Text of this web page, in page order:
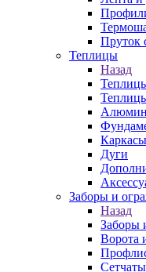
Пруток
Теплицы
Назад
Дуги
Заборы и
Назад
Заборы
Ворота